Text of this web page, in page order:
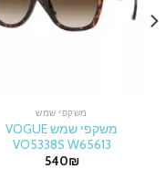
משקפי שמש
משקפי שמש VOGUE
VO5338S W65613
540₪